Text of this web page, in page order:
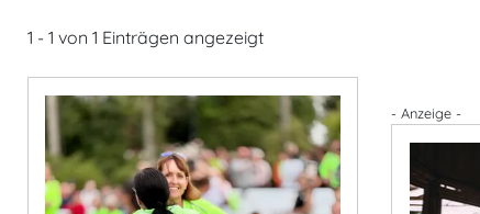
1 - 1 von 1 Einträgen angezeigt
- Anzeige -